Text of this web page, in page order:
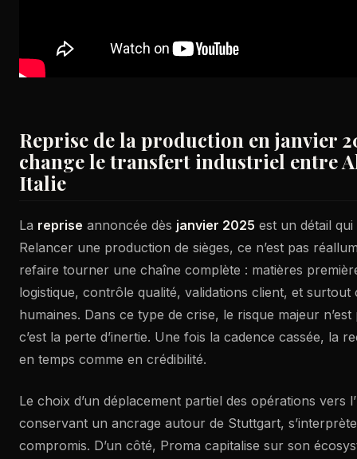
Reprise de la production en janvier
change le transfert industriel entre
Italie
La reprise annoncée dès janvier 2025 est un détail qui
Relancer une production de sièges, ce n’est pas
refaire tourner une chaîne complète : matières
logistique, contrôle qualité, validations client, et surtout
humaines. Dans ce type de crise, le risque majeur n’est
c’est la perte d’inertie. Une fois la cadence cassée, la
en temps comme en crédibilité.
Le choix d’un déplacement partiel des opérations vers
conservant un ancrage autour de Stuttgart,
compromis. D’un côté, Proma capitalise sur son